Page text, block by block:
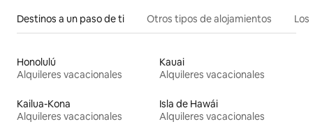
Destinos a un paso de ti Otros tipos de alojamientos
Honolulú
Alquileres vacacionales
Kauai
Alquileres vacacionales
Kailua-Kona
Alquileres vacacionales
Isla de Hawái
Alquileres vacacionales